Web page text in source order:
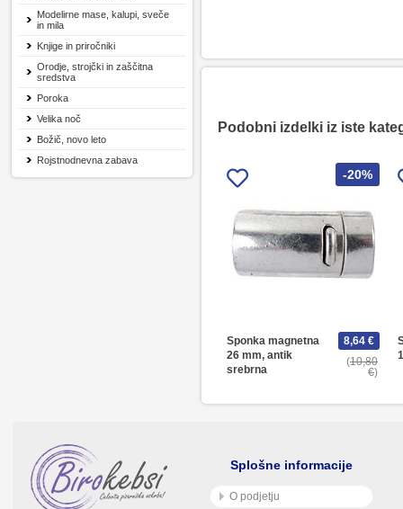
Modelirne mase, kalupi, sveče
in mila
Knjige in priročniki
Orodje, strojčki in zaščitna
sredstva
Poroka
Velika noč
Božič, novo leto
Rojstnodnevna zabava
Podobni izdelki iz iste
-20%
Sponka magnetna
26 mm, antik
srebrna
10,80
€
8,64 €
Splošne informacije
O podjetju